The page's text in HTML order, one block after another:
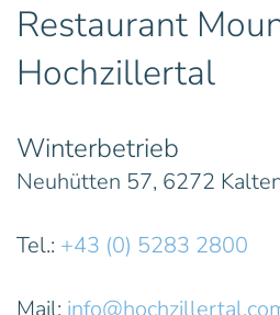
Restaurant
Hochzillertal
Winterbetrieb
Neuhütten 57, 6272
Tel.: +43 (0) 5283 2800